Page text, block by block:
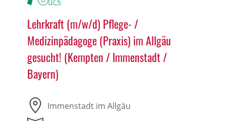
Lehrkraft (m/w/d) Pflege- /
Medizinpädagoge (Praxis) im Allgäu
gesucht! (Kempten / Immenstadt /
Bayern)
Immenstadt im Allgäu